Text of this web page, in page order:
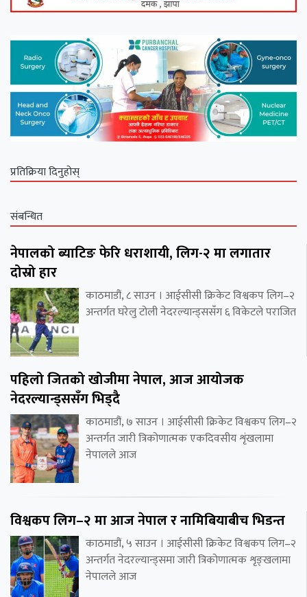
प्रतिक्रिया दिनुहोस्
संबन्धित
नेपालको ब्याटिङ फेरि धराशायी, लिग-२ मा लगातार
दोस्रो हार
काठमाडौं, ८ साउन । आईसीसी क्रिकेट विश्वकप लिग–२
अन्तर्गत घरेलु टोली नेदरल्यान्ड्ससँग ६ विकेटले पराजित
पहिलो जितको खोजीमा नेपाल, आज आयोजक
नेदरल्यान्ड्ससँग भिड्दै
काठमाडौं, ७ साउन । आईसीसी क्रिकेट विश्वकप लिग–२
अन्तर्गत जारी त्रिकोणात्मक एकदिवसीय शृंखलामा
नेपालले आज
विश्वकप लिग–२ मा आज नेपाल र नामिबियाबीच भिडन्त
काठमाडौं, ५ साउन । आईसीसी क्रिकेट विश्वकप लिग–२
अन्तर्गत नेदरल्यान्ड्समा जारी त्रिकोणात्मक शृङ्खलामा
नेपालले आज